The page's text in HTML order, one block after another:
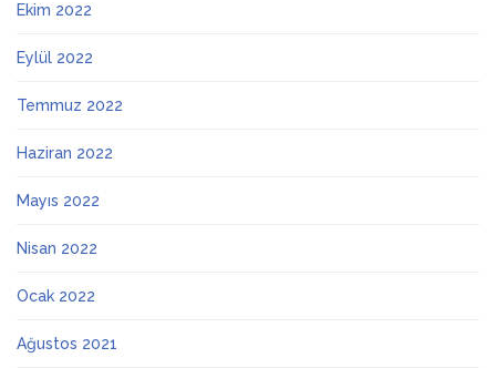
Ekim 2022
Eylül 2022
Temmuz 2022
Haziran 2022
Mayıs 2022
Nisan 2022
Ocak 2022
Ağustos 2021